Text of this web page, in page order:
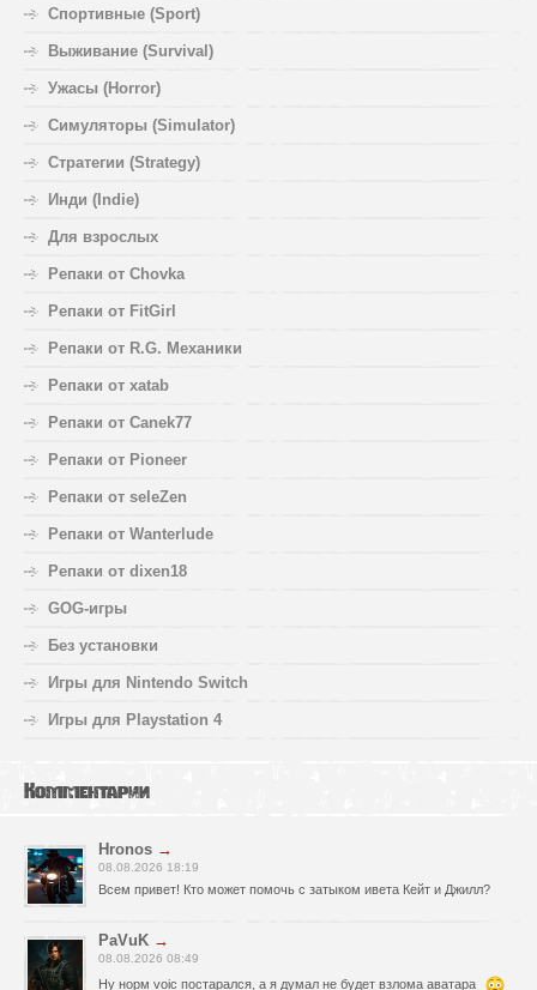
Спортивные (Sport)
Выживание (Survival)
Ужасы (Horror)
Симуляторы (Simulator)
Стратегии (Strategy)
Инди (Indie)
Для взрослых
Репаки от Chovka
Репаки от FitGirl
Репаки от R.G. Механики
Репаки от xatab
Репаки от Canek77
Репаки от Pioneer
Репаки от seleZen
Репаки от Wanterlude
Репаки от dixen18
GOG-игры
Без установки
Игры для Nintendo Switch
Игры для Playstation 4
Комментарии
Hronos →
08.08.2026 18:19
Всем привет! Кто может помочь с затыком ивета Кейт и Джилл?
PaVuK →
08.08.2026 08:49
Ну норм voic постарался, а я думал не будет взлома аватара